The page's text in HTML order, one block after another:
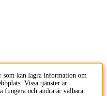
som kan lagra information om
Vissa tjänster är
fungera och andra är valbara.